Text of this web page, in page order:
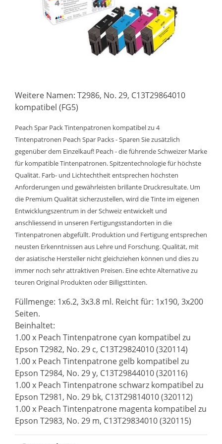
Weitere Namen: T2986, No. 29, C13T29864010
kompatibel (FG5)
Peach Spar Pack Tintenpatronen kompatibel zu 4
Tintenpatronen Peach Spar Packs - Sparen Sie zusätzlich
gegenüber dem Einzelkauf! Peach - die führende Schweizer Marke
für kompatible Tintenpatronen. Spitzentechnologie für höchste
Qualität. Farb- und Lichtechtheit entsprechen höchsten
Anforderungen und gewährleisten brillante Druckresultate. Um
die Premium Qualität sicherzustellen, wird die Tinte im eigenen
Entwicklungszentrum in der Schweiz entwickelt und
anschliessend in unseren Fertigungsstandorten in die
Tintenpatronen abgefüllt. Produktion und Fertigung entsprechen
neusten Erkenntnissen aus Lehre und Forschung. Qualität, mit
der asiatische Hersteller nicht gleichziehen können und dies zu
immer noch sehr attraktiven Preisen. Eine echte Alternative zu
teuren Original Produkten oder Billigsttinten.
Füllmenge: 1x6.2, 3x3.8 ml. Reicht für: 1x190, 3x200
Seiten.
Beinhaltet:
1.00 x Peach Tintenpatrone cyan kompatibel zu
Epson T2982, No. 29 c, C13T29824010 (320114)
1.00 x Peach Tintenpatrone gelb kompatibel zu
Epson T2984, No. 29 y, C13T29844010 (320116)
1.00 x Peach Tintenpatrone schwarz kompatibel zu
Epson T2981, No. 29 bk, C13T29814010 (320112)
1.00 x Peach Tintenpatrone magenta kompatibel zu
Epson T2983, No. 29 m, C13T29834010 (320115)